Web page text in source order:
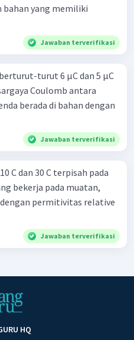
bahan yang memiliki
Jawaban terverifikasi
turut 6 µC dan 5 µC
Coulomb antara
berada di bahan dengan
Jawaban terverifikasi
C dan 30 C terpisah pada
bekerja pada muatan,
permitivitas relative
Jawaban terverifikasi
HQ